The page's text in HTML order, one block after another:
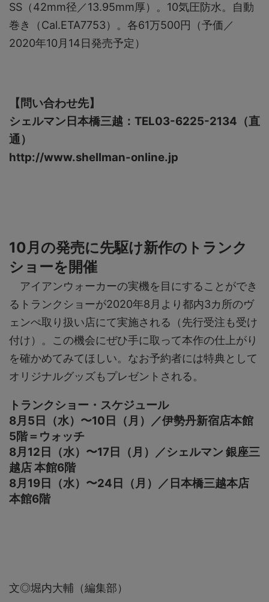
SS（42mm径／13.95mm厚）。10気圧防水。自動
巻き（Cal.ETA7753）。各61万500円（予価／
2020年10月14日発売予定）
【問い合わせ先】
シェルマン日本橋三越：TEL03-6225-2134（直
通）
http://www.shellman-online.jp
10月の発売に先駆け新作のトランク
ショーを開催
アイアンウォーカーの実機を目にすることができ
るトランクショーが2020年8月より都内3カ所のヴ
ェンぺ取り扱い店にて実施される（先行受注も受け
付け）。この機会にぜひ手に取って本作の仕上がり
を確かめてみてほしい。なお予約者には特典として
オリジナルグッズもプレゼントされる。
トランクショー・スケジュール
8月5日（水）〜10日（月）／伊勢丹新宿店本館
5階＝ウォッチ
8月12日（水）〜17日（月）／シェルマン 銀座三
越店 本館6階
8月19日（水）〜24日（月）／日本橋三越本店
本館6階
文◎堀内大輔（編集部）